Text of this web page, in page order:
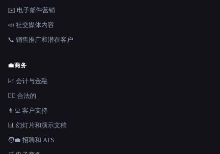
✉️ 电子邮件营销
📣 社交媒体内容
📞 销售推广和潜在客户
💼商务
📈 会计与金融
👩‍⚖️ 合法的
👨‍💻 客户支持
📊 幻灯片和演示文稿
🧑‍💼 招聘和 ATS